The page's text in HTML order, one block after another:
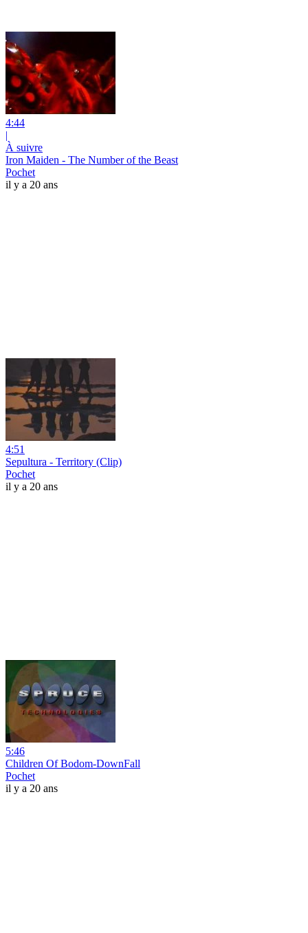
4:44
|
À suivre
Iron Maiden - The Number of the Beast
Pochet
il y a 20 ans
4:51
Sepultura - Territory (Clip)
Pochet
il y a 20 ans
5:46
Children Of Bodom-DownFall
Pochet
il y a 20 ans